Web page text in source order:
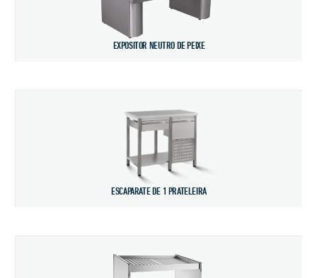
EXPOSITOR NEUTRO DE PEIXE
ESCAPARATE DE 1 PRATELEIRA